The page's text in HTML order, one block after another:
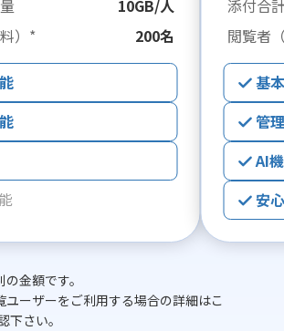
10GB/人
）*
200名
添付合
閲覧者
基
管
AI
安
金額です。
ユーザーをご利用する場合の詳細はこ
下さい。